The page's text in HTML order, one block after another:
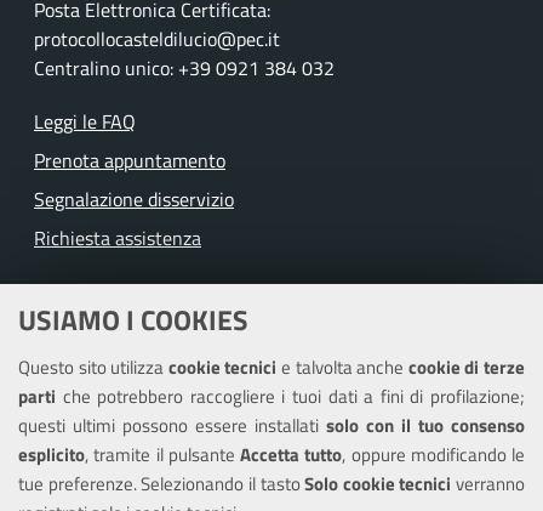
USIAMO I COOKIES
Questo sito utilizzacookie tecnicie talvolta anche cookie di terze
parti che potrebbero raccogliere i tuoi dati a fini di profilazione;
questi ultimi possono essere installati solo con il tuo consenso
esplicito, tramite il pulsante Accetta tutto, oppure modificando le
tue preferenze. Selezionando il tastoSolo cookie tecnici verranno
Posta Elettronica Certificata:
protocollocasteldilucio@pec.it
Centralino unico: +39 0921 384 032
Leggi le FAQ
Prenota appuntamento
Segnalazione disservizio
Richiesta assistenza
Albo pretorio
Informativa privacy
Note legali
Piano di miglioramento del sito
Piano di miglioramento dei servizi